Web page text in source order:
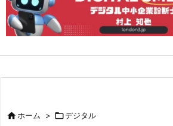
ホーム > デジタル